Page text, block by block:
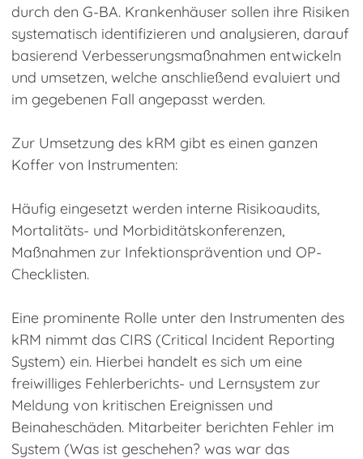
Public Relations
Kunden-Extranet
'
durch den G-BA. Krankenhäuser sollen ihre Risiken
systematisch identifizieren und analysieren, darauf
basierend Verbesserungsmaßnahmen entwickeln
und umsetzen, welche anschließend evaluiert und
im gegebenen Fall angepasst werden.
Zur Umsetzung des kRM gibt es einen ganzen
Koffer von Instrumenten:
Häufig eingesetzt werden interne Risikoaudits,
Mortalitäts- und Morbiditätskonferenzen,
Maßnahmen zur Infektionsprävention und OP-
Checklisten.
Eine prominente Rolle unter den Instrumenten des
kRM nimmt das CIRS (Critical Incident Reporting
System) ein. Hierbei handelt es sich um eine
freiwilliges Fehlerberichts- und Lernsystem zur
Meldung von kritischen Ereignissen und
Beinaheschäden. Mitarbeiter berichten Fehler im
System (Was ist geschehen? was war das